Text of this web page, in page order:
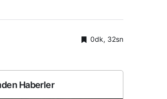
0dk, 32sn
Haberler